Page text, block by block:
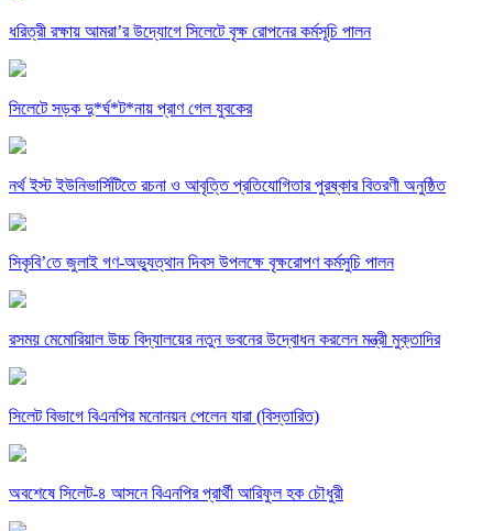
ধরিত্রী রক্ষায় আমরা’র উদ্যোগে সিলেটে বৃক্ষ রোপনের কর্মসূচি পালন
সিলেটে সড়ক দু*র্ঘ*ট*নায় প্রাণ গেল যুবকের
নর্থ ইস্ট ইউনিভার্সিটিতে রচনা ও আবৃত্তি প্রতিযোগিতার পুরষ্কার বিতরণী অনুষ্ঠিত
সিকৃবি’তে জুলাই গণ-অভ্যুত্থান দিবস উপলক্ষে বৃক্ষরোপণ কর্মসুচি পালন
রসময় মেমোরিয়াল উচ্চ বিদ্যালয়ের নতুন ভবনের উদ্বোধন করলেন মন্ত্রী মুক্তাদির
সিলেট বিভাগে বিএনপির মনোনয়ন পেলেন যারা (বিস্তারিত)
অবশেষে সিলেট-৪ আসনে বিএনপির প্রার্থী আরিফুল হক চৌধুরী